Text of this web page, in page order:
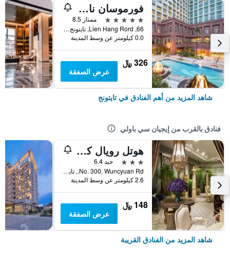
فورموسان ناروان هوتل آند ريزورت تايتونج
5 نجوم
ممتاز 8.5
66, Lien Hang Rord, تايتونج, تايوان
0.0 كيلومتر عن وسط المدينة
326 ﷼
عرض الصفقة
شاهد المزيد من أهم الفنادق في تايتونج
فنادق بالقرب من إيجيان سي باولي
هوتل رويال كينغدام
3 نجوم
جيد 6.4
No. 300, Wuncyuan Rd., تايتونج, تايوان
2.6 كيلومتر عن وسط المدينة
148 ﷼
عرض الصفقة
شاهد المزيد من الفنادق القريبة